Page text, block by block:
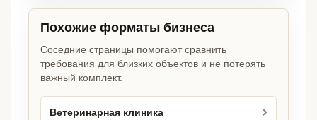
Похожие форматы бизнеса
Соседние страницы помогают сравнить
требования для близких объектов и не потерять
важный комплект.
Ветеринарная клиника